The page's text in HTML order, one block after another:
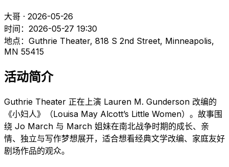
大哥 · 2026-05-26
时间：2026-05-27 19:30
地点：Guthrie Theater, 818 S 2nd Street, Minneapolis,
MN 55415
活动简介
Guthrie Theater 正在上演 Lauren M. Gunderson 改编的
《小妇人》（Louisa May Alcott’s Little Women）。故事围
绕 Jo March 与 March 姐妹在南北战争时期的成长、亲
情、独立与写作梦想展开，适合想看经典文学改编、家庭友好
剧场作品的观众。